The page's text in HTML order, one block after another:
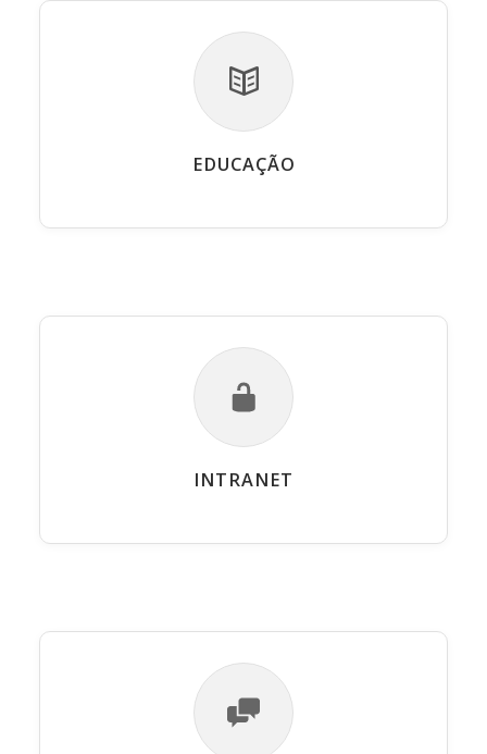
EDUCAÇÃO
INTRANET